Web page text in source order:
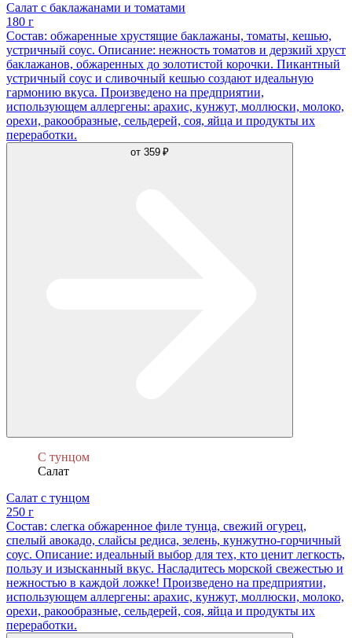
Салат с баклажанами и томатами
180 г
Состав: обжаренные хрустящие баклажаны, томаты, кешью,
устричный соус. Описание: нежность томатов и дерзкий хруст
баклажанов, обжаренных до золотистой корочки. Пикантный
устричный соус и сливочный кешью создают идеальную
гармонию вкуса. Произведено на предприятии,
использующем аллергены: арахис, кунжут, моллюски, молоко,
орехи, ракообразные, сельдерей, соя, яйца и продукты их
переработки.
от 359 ₽
С тунцом
Салат
Салат с тунцом
250 г
Состав: слегка обжаренное филе тунца, свежий огурец,
спелый авокадо, слайсы редиса, зелень, кунжутно-горчичный
соус. Описание: идеальный выбор для тех, кто ценит легкость,
пользу и изысканный вкус. Насладитесь морской свежестью и
нежностью в каждой ложке! Произведено на предприятии,
использующем аллергены: арахис, кунжут, моллюски, молоко,
орехи, ракообразные, сельдерей, соя, яйца и продукты их
переработки.